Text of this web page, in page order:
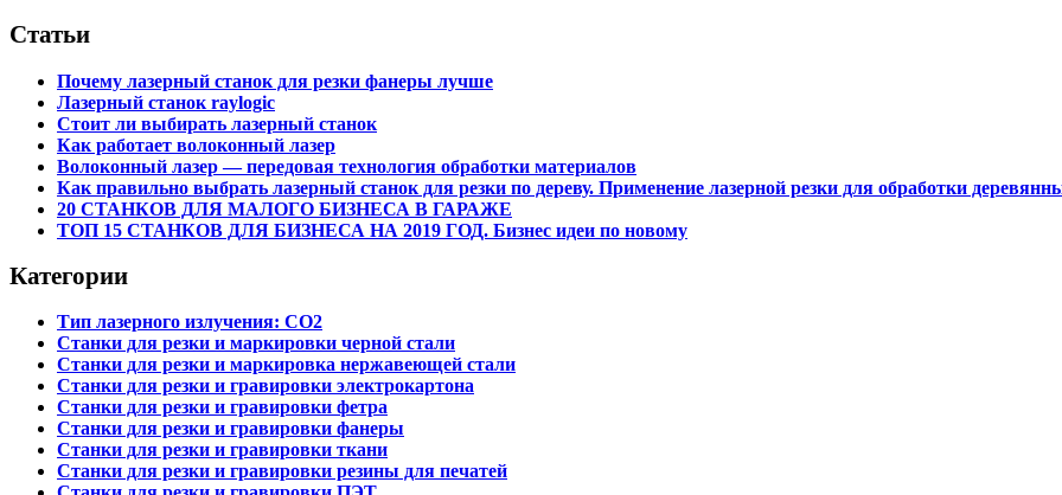
Статьи
Почему лазерный станок для резки фанеры лучше
Лазерный станок raylogic
Стоит ли выбирать лазерный станок
Как работает волоконный лазер
Волоконный лазер — передовая технология обработки материалов
Как правильно выбрать лазерный станок для резки по дереву. Применение лазерной резки для обработки
20 СТАНКОВ ДЛЯ МАЛОГО БИЗНЕСА В ГАРАЖЕ
ТОП 15 СТАНКОВ ДЛЯ БИЗНЕСА НА 2019 ГОД. Бизнес идеи по новому
Категории
Тип лазерного излучения: СО2
Станки для резки и маркировки черной стали
Станки для резки и маркировка нержавеющей стали
Станки для резки и гравировки электрокартона
Станки для резки и гравировки фетра
Станки для резки и гравировки фанеры
Станки для резки и гравировки ткани
Станки для резки и гравировки резины для печатей